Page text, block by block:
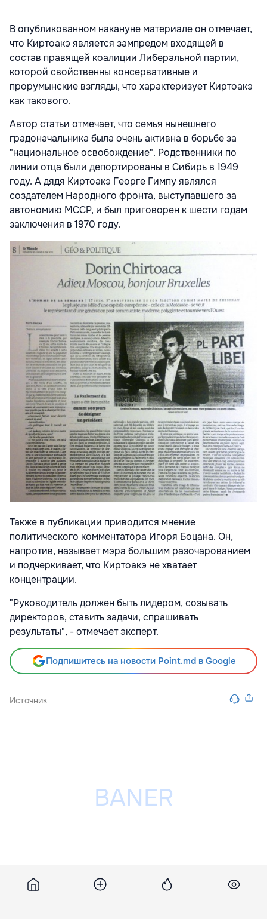
В опубликованном накануне материале он отмечает,
что Киртоакэ является зампредом входящей в
состав правящей коалиции Либеральной партии,
которой свойственны консервативные и
прорумынские взгляды, что характеризует Киртоакэ
как такового.
Автор статьи отмечает, что семья нынешнего
градоначальника была очень активна в борьбе за
"национальное освобождение". Родственники по
линии отца были депортированы в Сибирь в 1949
году. А дядя Киртоакэ Георге Гимпу являлся
создателем Народного фронта, выступавшего за
автономию МССР, и был приговорен к шести годам
заключения в 1970 году.
Также в публикации приводится мнение
политического комментатора Игоря Боцана. Он,
напротив, называет мэра большим разочарованием
и подчеркивает, что Киртоакэ не хватает
концентрации.
"Руководитель должен быть лидером, созывать
директоров, ставить задачи, спрашивать
результаты", - отмечает эксперт.
Подпишитесь на новости Point.md в Google
Источник
Разместить рекламу на сайте